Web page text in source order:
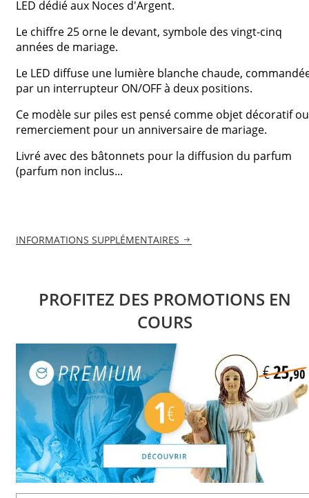
LED dédié aux Noces d'Argent.
Le chiffre 25 orne le devant, symbole des vingt-cinq
années de mariage.
Le LED diffuse une lumière blanche chaude,
par un interrupteur ON/OFF à deux positions.
Ce modèle sur piles est pensé comme objet décoratif ou
remerciement pour un anniversaire de mariage.
Livré avec des bâtonnets pour la diffusion du parfum
(parfum non inclus...
INFORMATIONS SUPPLÉMENTAIRES
PROFITEZ DES PROMOTIONS EN
COURS